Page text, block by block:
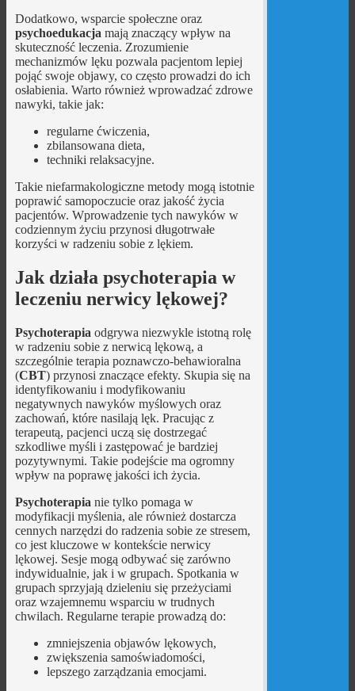
Dodatkowo, wsparcie społeczne oraz
psychoedukacja mają znaczący wpływ na
skuteczność leczenia. Zrozumienie
mechanizmów lęku pozwala pacjentom lepiej
pojąć swoje objawy, co często prowadzi do ich
osłabienia. Warto również wprowadzać zdrowe
nawyki, takie jak:
regularne ćwiczenia,
zbilansowana dieta,
techniki relaksacyjne.
Takie niefarmakologiczne metody mogą istotnie
poprawić samopoczucie oraz jakość życia
pacjentów. Wprowadzenie tych nawyków w
codziennym życiu przynosi długotrwałe
korzyści w radzeniu sobie z lękiem.
Jak działa psychoterapia w
leczeniu nerwicy lękowej?
Psychoterapia odgrywa niezwykle istotną rolę
w radzeniu sobie z nerwicą lękową, a
szczególnie terapia poznawczo-behawioralna
(CBT) przynosi znaczące efekty. Skupia się na
identyfikowaniu i modyfikowaniu
negatywnych nawyków myślowych oraz
zachowań, które nasilają lęk. Pracując z
terapeutą, pacjenci uczą się dostrzegać
szkodliwe myśli i zastępować je bardziej
pozytywnymi. Takie podejście ma ogromny
wpływ na poprawę jakości ich życia.
Psychoterapia nie tylko pomaga w
modyfikacji myślenia, ale również dostarcza
cennych narzędzi do radzenia sobie ze stresem,
co jest kluczowe w kontekście nerwicy
lękowej. Sesje mogą odbywać się zarówno
indywidualnie, jak i w grupach. Spotkania w
grupach sprzyjają dzieleniu się przeżyciami
oraz wzajemnemu wsparciu w trudnych
chwilach. Regularne terapie prowadzą do:
zmniejszenia objawów lękowych,
zwiększenia samoświadomości,
lepszego zarządzania emocjami.